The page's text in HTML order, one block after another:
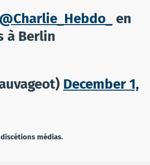
@Charlie_Hebdo_
en
à Berlin
December 1,
médias.